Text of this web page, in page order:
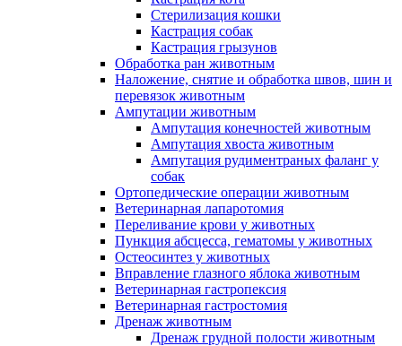
Стерилизация кошки
Кастрация собак
Кастрация грызунов
Обработка ран животным
Наложение, снятие и обработка швов, шин и
перевязок животным
Ампутации животным
Ампутация конечностей животным
Ампутация хвоста животным
Ампутация рудиментраных фаланг у
собак
Ортопедические операции животным
Ветеринарная лапаротомия
Переливание крови у животных
Пункция абсцесса, гематомы у животных
Остеосинтез у животных
Вправление глазного яблока животным
Ветеринарная гастропексия
Ветеринарная гастростомия
Дренаж животным
Дренаж грудной полости животным